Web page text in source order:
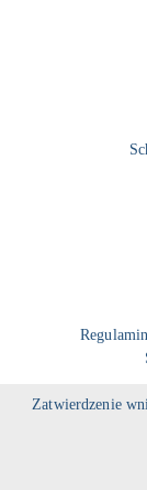
Zatwierdzenie